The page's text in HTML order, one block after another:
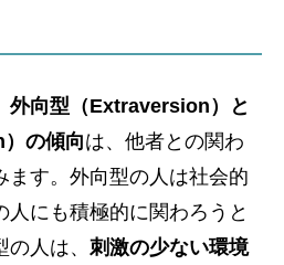
外向型（Extraversion）と
の傾向は、他者との関わ
ます。外向型の人は社会的
人にも積極的に関わろうと
人は、 刺激の少ない環境